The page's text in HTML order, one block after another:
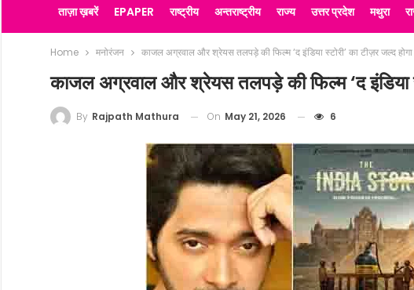
ताज़ा ख़बरें EPAPER राष्ट्रीय अन्तराष्ट्रीय राज्य उत्तर प्रदेश मथुरा
Home मनोरंजन काजल अग्रवाल और श्रेयस तलपड़े की फिल्म ‘द इंडिया स्टोरी’ का टीज़र जल्द होगा
काजल अग्रवाल और श्रेयस तलपड़े की फिल्म ‘द इंडिया
By Rajpath Mathura On May 21, 2026 6